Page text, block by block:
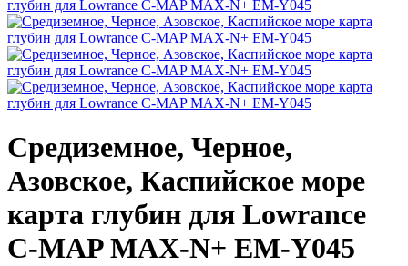
Средиземное, Черное,
Азовское, Каспийское море
карта глубин для Lowrance
C-MAP MAX-N+ EM-Y045